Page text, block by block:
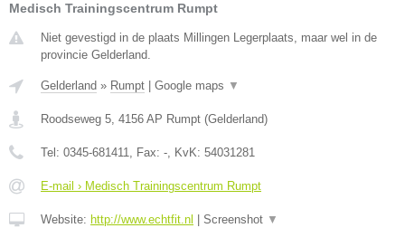
Medisch Trainingscentrum Rumpt
Niet gevestigd in de plaats Millingen Legerplaats, maar wel in de
provincie Gelderland.
Gelderland » Rumpt Google maps ▼
Roodseweg 5, 4156 AP Rumpt (Gelderland)
Tel: 0345-681411, Fax: -, KvK: 54031281
E-mail › Medisch Trainingscentrum Rumpt
Website: http://www.echtfit.nl Screenshot ▼